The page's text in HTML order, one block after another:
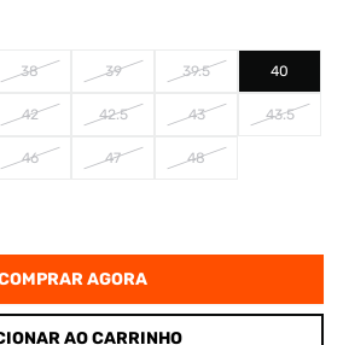
38 39 39.5 40
42 42.5 43 43.5
46 47 48
AGORA
AO CARRINHO